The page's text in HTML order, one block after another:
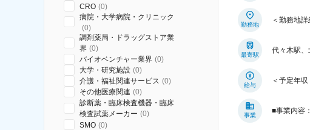
CRO (0)
病院・大学病院・クリニック
(0)
調剤薬局・ドラッグストア業
界 (0)
バイオベンチャー業界 (0)
大学・研究施設 (0)
介護・福祉関連サービス (0)
その他医療関連 (0)
診断薬・臨床検査機器・臨床
検査試薬メーカー (0)
SMO (0)
勤務地
＜勤務地
最寄駅
代々木駅、
給与
＜予定年
事業
■事業内容